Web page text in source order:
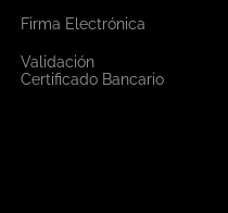
Firma Electrónica
Validación
Certificado Bancario